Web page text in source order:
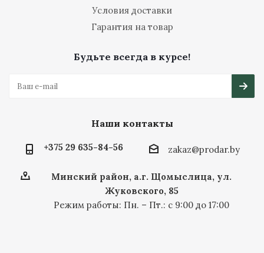
Условия доставки
Гарантия на товар
Будьте всегда в курсе!
Наши контакты
+375 29 635-84-56 zakaz@prodar.by
Минский район, а.г. Щомыслица, ул.
Жуковского, 85
Режим работы: Пн. – Пт.: с 9:00 до 17:00